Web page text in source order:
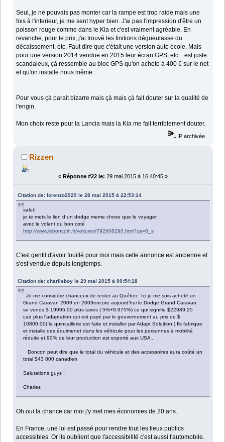
Seul, je ne pouvais pas monter car la rampe est trop raide mais une
fois à l'interieur, je me sent hyper bien. J'ai pas l'impression d'être un
poisson rouge comme dans le Kia et c'est vraiment agréable. En
revanche, pour le prix, j'ai trouvé les finitions dégueulasse du
décaissement, etc. Faut dire que c'était une version auto école. Mais
pour une version 2014 vendue en 2015 leur écran GPS, etc... est juste
scandaleux, çà ressemble au bloc GPS qu'on achete à 400 € sur le net
et qu'on installe nous même :
Pour vous çà parait bizarre mais çà mais çà fait douter sur la qualité de
l'engin.
Mon choix reste pour la Lancia mais la Kia me fait terriblement douter.
IP archivée
Rizzen
« Réponse #22 le: 29 mai 2015 à 16:40:45 »
Citation de: lorenzo2929 le 28 mai 2015 à 22:53:14
salut!
je te mets le lien d un dodge meme chose que le voyager
avec le volant du bon coté
http://www.leboncoin.fr/voitures/792608290.htm?ca=6_s
C'est gentil d'avoir fouillé pour moi mais cette annonce est ancienne et
s'est vendue depuis longtemps.
Citation de: charlieboy le 29 mai 2015 à 00:54:18
Je me considère chanceux de rester au Québec. Ici je me suis acheté un
Grand Caravan 2009 en 2009encore aujourd'hui le Dodge Grand Caravan
se vends $ 19995.00 plus taxes ( 5%+9.975%) ce qui signifie $22989.25
cad plus l'adaptation qui est payé par le gouvernement au pris de $
10800.00( la quincaillerie est faite et installer par Adapt Soluition ) Ils fabrique
et installe des équimenet dans les véhicule pour les personnes à mobilité
réduite et 90% de leur production est exporté aux USA .
Doncon peut dire que le total du véhicule et des accessoires aura coûté un
total $43 800 canadien
Salutations guys !
Charles
Oh oui la chance car moi j'y met mes économies de 20 ans.
En France, une loi est passé pour rendre tout les lieux publics
accessibles. Or ils oublient que l'accessibilité c'est aussi l'automobile.